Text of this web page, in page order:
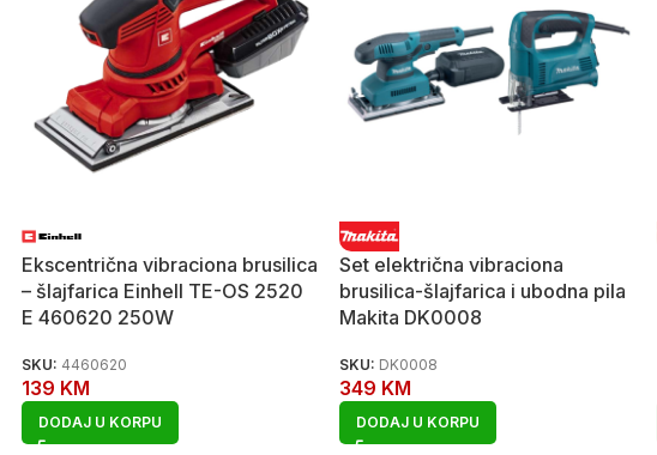
Ekscentrična vibraciona brusilica
– šlajfarica Einhell TE-OS 2520
E 460620 250W
SKU: 4460620
139 KM
DODAJ U KORPU
Set električna vibraciona
brusilica-šlajfarica i ubodna pila
Makita DK0008
SKU: DK0008
349 KM
DODAJ U KORPU